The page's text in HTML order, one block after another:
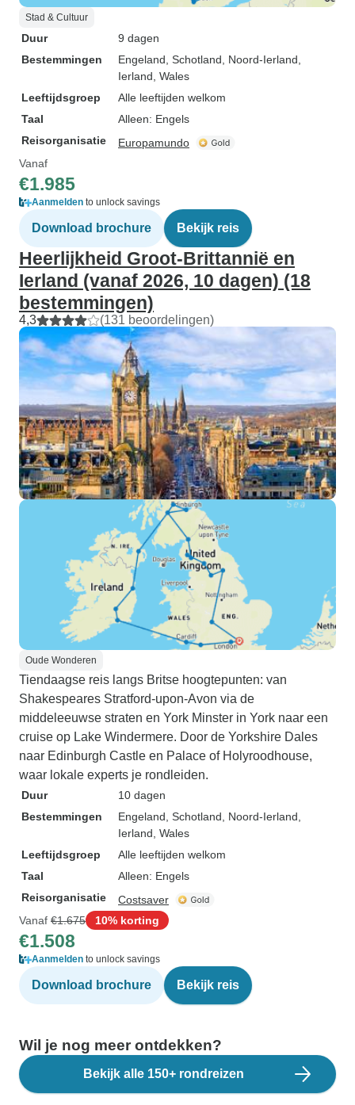
Stad & Cultuur
Duur
9 dagen
Bestemmingen
Engeland , Schotland , Noord-Ierland
Ierland , Wales
Leeftijdsgroep
Alle leeftijden welkom
Taal
Alleen: Engels
Reisorganisatie
Europamundo
Vanaf
€1.985
Aanmelden to unlock savings
Download brochure Bekijk reis
Heerlijkheid Groot-Brittannië en
Ierland (vanaf 2026, 10 dagen) (18
bestemmingen)
4,3 (131 beoordelingen)
Oude Wonderen
Tiendaagse reis langs Britse hoogtepunten: van
Shakespeares Stratford-upon-Avon via de
middeleeuwse straten en York Minster in York naar een
cruise op Lake Windermere. Door de Yorkshire Dales
naar Edinburgh Castle en Palace of Holyroodhouse,
waar lokale experts je rondleiden.
Duur
10 dagen
Bestemmingen
Engeland , Schotland , Noord-Ierland
Ierland , Wales
Leeftijdsgroep
Alle leeftijden welkom
Taal
Alleen: Engels
Reisorganisatie
Costsaver
Vanaf €1.675 10% korting
€1.508
Aanmelden to unlock savings
Download brochure Bekijk reis
Wil je nog meer ontdekken?
Bekijk alle 150+ rondreizen